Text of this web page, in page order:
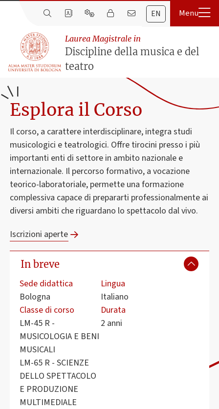
EN
Laurea Magistrale in
Discipline della musica e del
teatro
Esplora il Corso
Il corso, a carattere interdisciplinare, integra studi
musicologici e teatrologici. Offre tirocini presso i più
importanti enti di settore in ambito nazionale e
internazionale. Il percorso formativo, a vocazione
teorico-laboratoriale, permette una formazione
complessiva capace di prepararti professionalmente ai
diversi ambiti che riguardano lo spettacolo dal vivo.
Iscrizioni aperte
In breve
Sede didattica
Bologna
Lingua
Italiano
Classe di corso
LM-45 R -
MUSICOLOGIA E BENI
MUSICALI
LM-65 R - SCIENZE
DELLO SPETTACOLO
E PRODUZIONE
MULTIMEDIALE
Durata
2 anni